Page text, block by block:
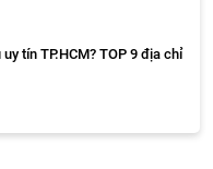
tín TP.HCM? TOP 9 địa chỉ